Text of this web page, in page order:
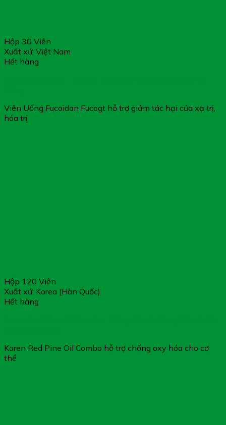
Hộp 30 Viên
Xuất xứ: Việt Nam
Hết hàng
Viên Uống Fucoidan Fucogt hỗ trợ giảm tác hại của xạ trị,
hóa trị
Hộp 120 Viên
Xuất xứ: Korea (Hàn Quốc)
Hết hàng
Koren Red Pine Oil Combo hỗ trợ chống oxy hóa cho cơ
thể